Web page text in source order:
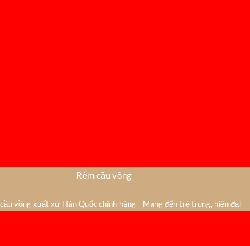
Rèm cầu vồng
vồng xuất xứ Hàn Quốc chính hãng - Mang đến trẻ trung, hiện đại